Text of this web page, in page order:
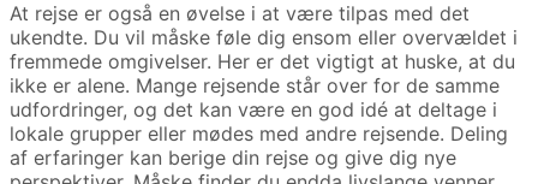
At rejse er også en øvelse i at være tilpas med det
ukendte. Du vil måske føle dig ensom eller overvældet i
fremmede omgivelser. Her er det vigtigt at huske, at du
ikke er alene. Mange rejsende står over for de samme
udfordringer, og det kan være en god idé at deltage i
lokale grupper eller mødes med andre rejsende. Deling
af erfaringer kan berige din rejse og give dig nye